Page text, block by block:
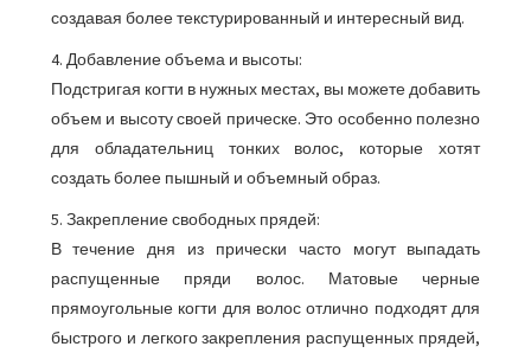
создавая более текстурированный и интересный вид.
4. Добавление объема и высоты:
Подстригая когти в нужных местах, вы можете добавить
объем и высоту своей прическе. Это особенно полезно
для обладательниц тонких волос, которые хотят
создать более пышный и объемный образ.
5. Закрепление свободных прядей:
В течение дня из прически часто могут выпадать
распущенные пряди волос. Матовые черные
прямоугольные когти для волос отлично подходят для
быстрого и легкого закрепления распущенных прядей,